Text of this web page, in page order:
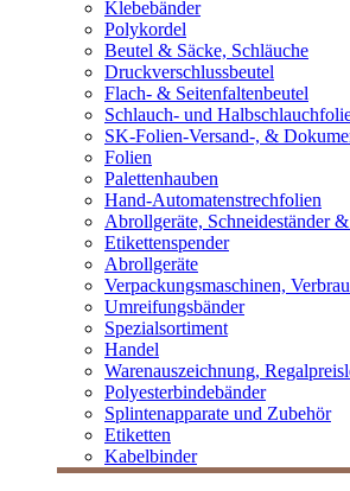
Klebebänder
Polykordel
Beutel & Säcke, Schläuche
Druckverschlussbeutel
Flach- & Seitenfaltenbeutel
Schlauch- und
SK-Folien-Versand-, &
Folien
Palettenhauben
Hand-Automatenstrechfolien
Abrollgeräte, Schneideständer
Etikettenspender
Abrollgeräte
Verpackungsmaschinen,
Umreifungsbänder
Spezialsortiment
Handel
Warenauszeichnung,
Polyesterbindebänder
Splintenapparate und Zubehör
Etiketten
Kabelbinder